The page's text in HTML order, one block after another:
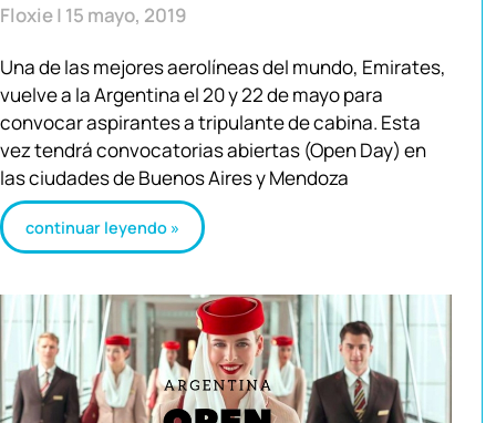
Floxie 15 mayo, 2019
Una de las mejores aerolíneas del mundo, Emirates,
vuelve a la Argentina el 20 y 22 de mayo para
convocar aspirantes a tripulante de cabina. Esta
vez tendrá convocatorias abiertas (Open Day) en
las ciudades de Buenos Aires y Mendoza
continuar leyendo »